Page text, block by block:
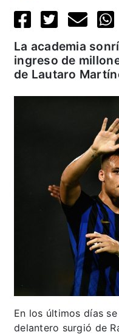
La academia
ingreso de
de Lautaro
En los últimos días
delantero surgió de